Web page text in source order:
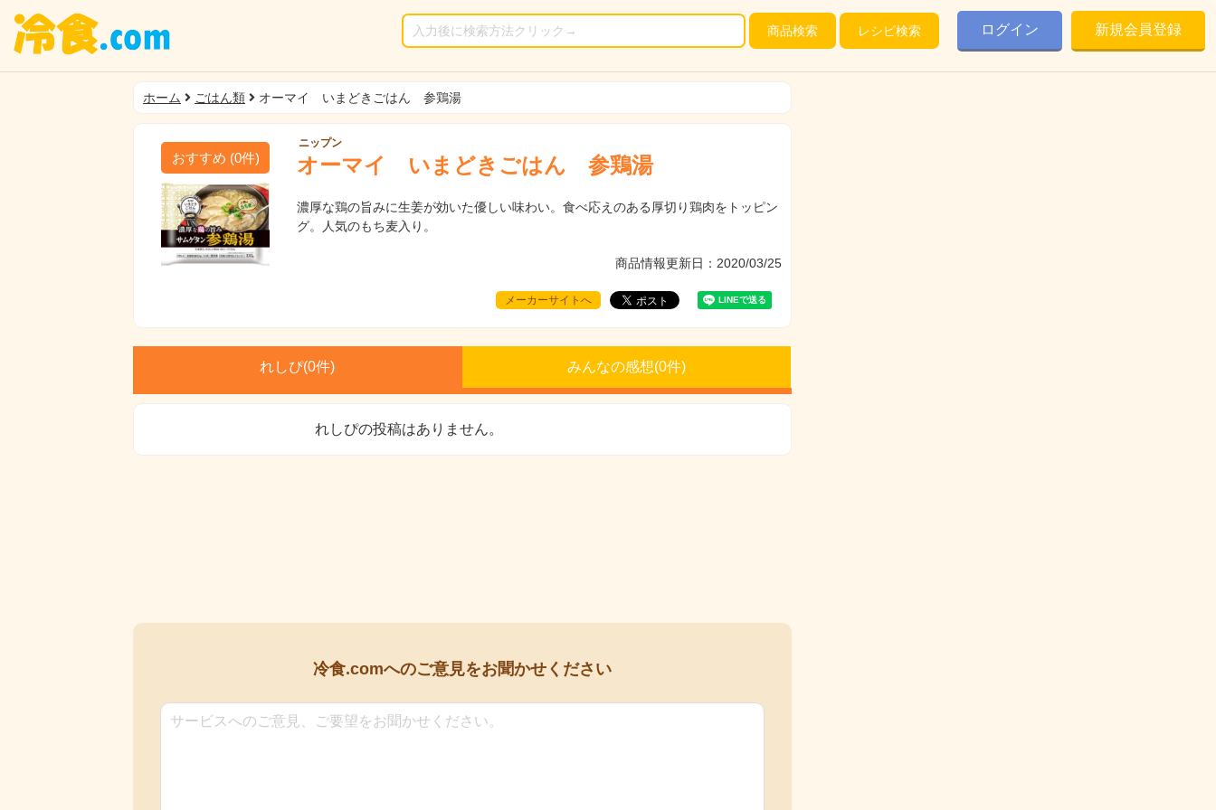
商品検索 レシピ検索 ログイン 新規会員登録
ホーム ごはん類 オーマイ いまどきごはん 参鶏湯
おすすめ (0件)
ニップン
オーマイ いまどきごはん 参鶏湯
濃厚な鶏の旨みに生姜が効いた優しい味わい。食べ応えのある厚切り鶏肉をトッピン
グ。人気のもち麦入り。
商品情報更新日：2020/03/25
メーカーサイトへ
れしぴ(0件) みんなの感想(0件)
れしぴの投稿はありません。
冷食.comへのご意見をお聞かせください